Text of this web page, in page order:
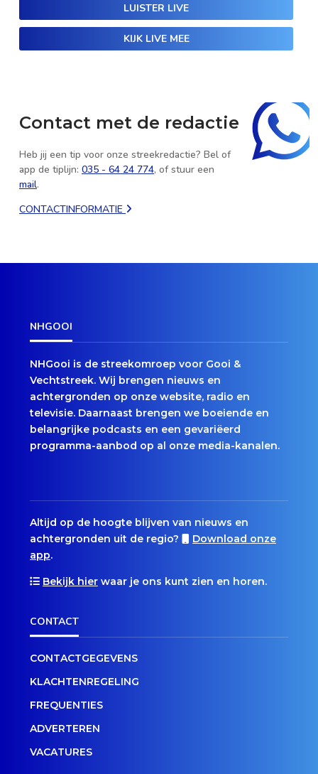
LUISTER LIVE
KIJK LIVE MEE
Contact met de redactie
Heb jij een tip voor onze streekredactie? Bel of
app de tiplijn: 035 - 64 24 774, of stuur een
mail.
CONTACTINFORMATIE
NHGOOI
NHGooi is de streekomroep voor Gooi &
Vechtstreek. Wij brengen nieuws en
achtergronden op onze website, radio en
televisie. Daarnaast brengen we boeiende en
belangrijke podcasts en een gevariëerd
programma-aanbod op al onze media-kanalen.
Altijd op de hoogte blijven van nieuws en
achtergronden uit de regio?
Download onze
app.
Bekijk hier waar je ons kunt zien en horen.
CONTACT
CONTACTGEGEVENS
KLACHTENREGELING
FREQUENTIES
ADVERTEREN
VACATURES